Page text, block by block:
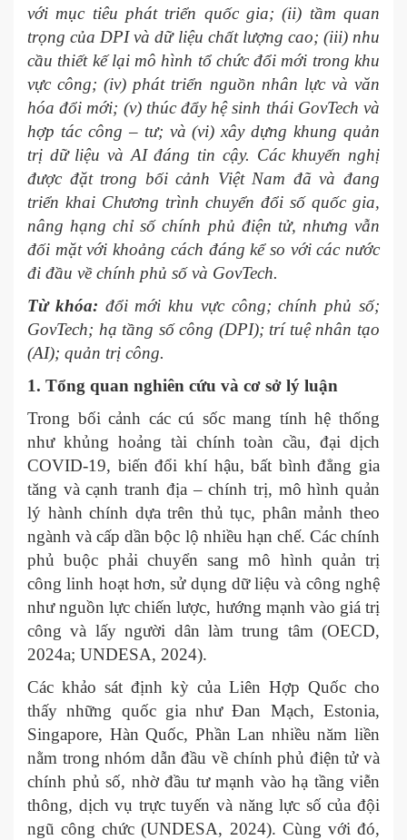
với mục tiêu phát triển quốc gia; (ii) tầm quan
trọng của DPI và dữ liệu chất lượng cao; (iii) nhu
cầu thiết kế lại mô hình tổ chức đổi mới trong khu
vực công; (iv) phát triển nguồn nhân lực và văn
hóa đổi mới; (v) thúc đẩy hệ sinh thái GovTech và
hợp tác công – tư; và (vi) xây dựng khung quản
trị dữ liệu và AI đáng tin cậy. Các khuyến nghị
được đặt trong bối cảnh Việt Nam đã và đang
triển khai Chương trình chuyển đổi số quốc gia,
nâng hạng chỉ số chính phủ điện tử, nhưng vẫn
đối mặt với khoảng cách đáng kể so với các nước
đi đầu về chính phủ số và GovTech.
Từ khóa: đổi mới khu vực công; chính phủ số;
GovTech; hạ tầng số công (DPI); trí tuệ nhân tạo
(AI); quản trị công.
1. Tổng quan nghiên cứu và cơ sở lý luận
Trong bối cảnh các cú sốc mang tính hệ thống
như khủng hoảng tài chính toàn cầu, đại dịch
COVID-19, biến đổi khí hậu, bất bình đẳng gia
tăng và cạnh tranh địa – chính trị, mô hình quản
lý hành chính dựa trên thủ tục, phân mảnh theo
ngành và cấp dần bộc lộ nhiều hạn chế. Các chính
phủ buộc phải chuyển sang mô hình quản trị
công linh hoạt hơn, sử dụng dữ liệu và công nghệ
như nguồn lực chiến lược, hướng mạnh vào giá trị
công và lấy người dân làm trung tâm (OECD,
2024a; UNDESA, 2024).
Các khảo sát định kỳ của Liên Hợp Quốc cho
thấy những quốc gia như Đan Mạch, Estonia,
Singapore, Hàn Quốc, Phần Lan nhiều năm liền
nằm trong nhóm dẫn đầu về chính phủ điện tử và
chính phủ số, nhờ đầu tư mạnh vào hạ tầng viễn
thông, dịch vụ trực tuyến và năng lực số của đội
ngũ công chức (UNDESA, 2024). Cùng với đó,